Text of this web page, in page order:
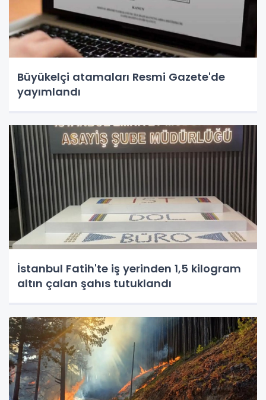
Büyükelçi atamaları Resmi Gazete'de
yayımlandı
İstanbul Fatih'te iş yerinden 1,5 kilogram
altın çalan şahıs tutuklandı